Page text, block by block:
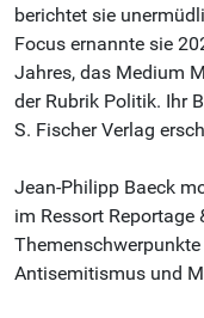
berichtet sie
Focus ernannte sie
Jahres, das Medium
der Rubrik Politik. Ihr
S. Fischer Verlag
Jean-Philipp Baeck
im Ressort Reportage
Antisemitismus und